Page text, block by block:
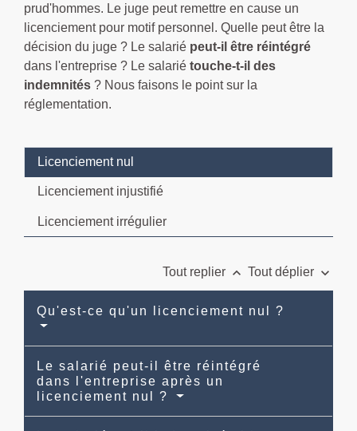
prud'hommes. Le juge peut remettre en cause un
licenciement pour motif personnel. Quelle peut être la
décision du juge ? Le salarié peut-il être réintégré
dans l'entreprise ? Le salarié touche-t-il des
indemnités ? Nous faisons le point sur la
réglementation.
Licenciement nul
Licenciement injustifié
Licenciement irrégulier
Tout replier keyboard_arrow_up Tout déplier keyboard_arrow_down
Qu'est-ce qu'un licenciement nul ?
Le salarié peut-il être réintégré
dans l'entreprise après un
licenciement nul ?